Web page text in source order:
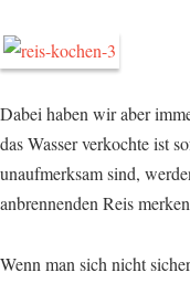
Dabei haben wir aber
das Wasser verkochte ist
unaufmerksam sind,
anbrennenden Reis
Wenn man sich nicht